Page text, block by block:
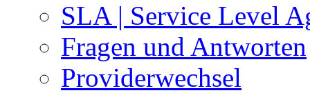
SLA | Service Level
Fragen und Antworten
Providerwechsel